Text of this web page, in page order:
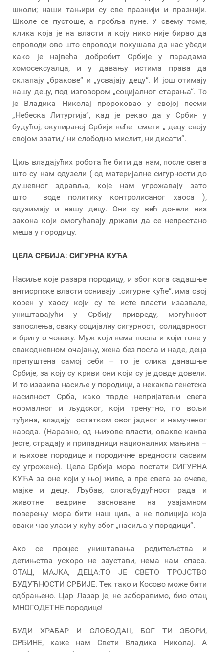
школи; наши тањири су све празнији и празнији.
Школе се пустоше, а гробља пуне. У свему томе,
клика која је на власти и коју нико није бирао да
спроводи ово што спроводи покушава да нас убеди
како је највећа добробит Србије у парадама
хомосексуалца, и у давању истима права да
склапају „бракове“ и „усвајају децу“. И још отимају
нашу децу, под изговором „социјалног старања“. То
је Владика Николај пророковао у својој песми
„Небеска Литургија“, кад је рекао да у Србин у
будућој, окупираној Србији неће смети „ децу своју
својом звати,/ ни слободно мислит, ни дисати“.
Циљ владајућих робота ће бити да нам, после свега
што су нам одузели ( од материјалне сигурности до
душевног здравља, које нам угрожавају зато
што воде политику контролисаног хаоса ),
одузимају и нашу децу. Они су већ донели низ
закона који омогућавају држави да се непрестано
меша у породицу.
ЦЕЛА СРБИЈА: СИГУРНА КУЋА
Насиље које разара породицу, и због кога садашње
антисрпске власти оснивају „сигурне куће“, има свој
корен у хаосу који су те исте власти изазвале,
уништавајући у Србију привреду, могућност
запослења, сваку социјалну сигурност, солидарност
и бригу о човеку. Муж који нема посла и који тоне у
свакодневном очајању, жена без посла и наде, деца
препуштена самој себи – то је слика данашње
Србије, за коју су криви они који су је довде довели.
И то изазива насиље у породици, а некаква генетска
насилност Срба, како тврде непријатељи свега
нормалног и људског, који тренутно, по вољи
туђина, владају остатком овог јадног и намученог
народа. (Наравно, од њихове власти, овакве каква
јесте, страдају и припадници националних мањина –
и њихове породице и породичне вредности сасвим
су угрожене). Цела Србија мора постати СИГУРНА
КУЋА за оне који у њој живе, а пре свега за очеве,
мајке и децу. Љубав, слога,будућност рада и
животне ведрине засноване на узајамном
поверењу мора бити наш циљ, а не полиција која
сваки час улази у кућу због „насиља у породици“.
Ако се процес уништавања родитељства и
детињства ускоро не заустави, нема нам спаса.
ОТАЦ, МАЈКА, ДЕЦА:ТО ЈЕ СВЕТО ТРОЈСТВО
БУДУЋНОСТИ СРБИЈЕ. Тек тако и Косово може бити
одбрањено. Цар Лазар је, не заборавимо, био отац
МНОГОДЕТНЕ породице!
БУДИ ХРАБАР И СЛОБОДАН, БОГ ТИ ЗБОРИ,
СРБИНЕ, каже нам Свети Владика Николај. А